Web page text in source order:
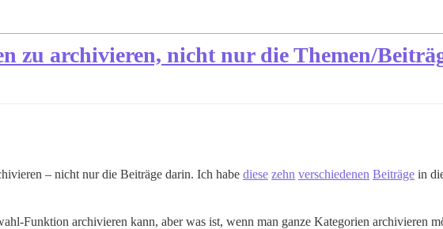
zu archivieren, nicht nur die Themen/
– nicht nur die Beiträge darin. Ich habe diese zehn verschiedenen Beiträge in
Funktion archivieren kann, aber was ist, wenn man ganze Kategorien archivieren